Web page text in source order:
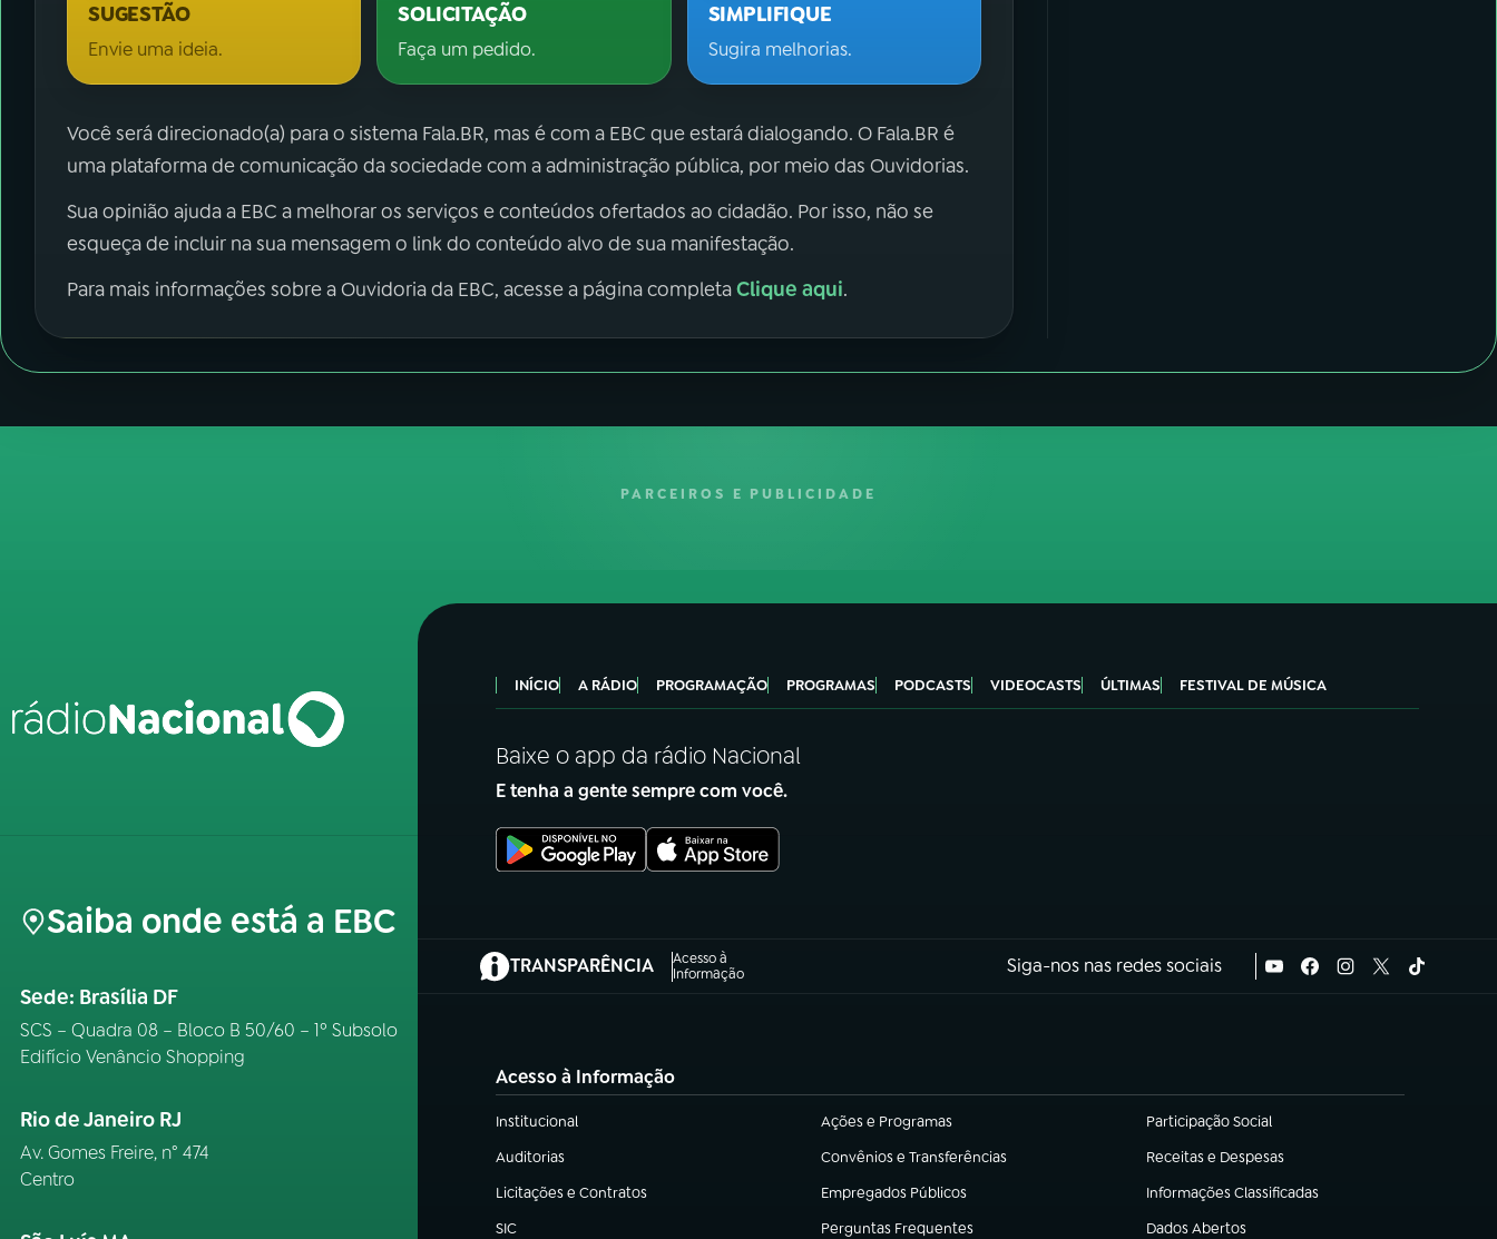
SUGESTÃO
Envie uma ideia.
SOLICITAÇÃO
Faça um pedido.
SIMPLIFIQUE
Sugira melhorias.
Você será direcionado(a) para o sistema Fala.BR, mas é com a EBC que estará dialogando. O Fala.BR é
uma plataforma de comunicação da sociedade com a administração pública, por meio das Ouvidorias.
Sua opinião ajuda a EBC a melhorar os serviços e conteúdos ofertados ao cidadão. Por isso, não se
esqueça de incluir na sua mensagem o link do conteúdo alvo de sua manifestação.
Para mais informações sobre a Ouvidoria da EBC, acesse a página completaClique aqui.
PARCEIROS E PUBLICIDADE
Saiba onde está a EBC
Sede: Brasília DF
SCS – Quadra 08 – Bloco B 50/60 – 1º Subsolo
Edifício Venâncio Shopping
Rio de Janeiro RJ
Av. Gomes Freire, n° 474
Centro
INÍCIO A RÁDIO PROGRAMAÇÃO PROGRAMAS PODCASTS VIDEOCASTS ÚLTIMAS FESTIVAL DE MÚSICA
Baixe o app da rádio Nacional
E tenha a gente sempre com você.
TRANSPARÊNCIA
Acesso à
Informação
(abre em nova aba) Siga-nos nas redes sociais
Acesso à Informação
Institucional
(abre em nova aba) Ações e Programas
(abre em nova aba) Participação Social
(abre em nova aba)
Auditorias
(abre em nova aba) Convênios e Transferências
(abre em nova aba) Receitas e Despesas
(abre em nova aba)
Licitações e Contratos
(abre em nova aba) Empregados Públicos
(abre em nova aba) Informações Classificadas
(abre em nova aba)
SIC
Perguntas Frequentes Dados Abertos